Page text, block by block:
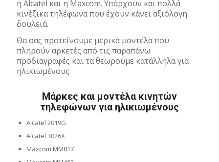
η Alcatel και η Maxcom. Υπάρχουν και πολλά
κινέζικα τηλέφωνα που έχουν κάνει αξιόλογη
δουλειά.
Θα σας προτείνουμε μερικά μοντέλα που
πληρούν αρκετές από τις παραπάνω
προδιαγραφές και τα θεωρούμε κατάλληλα για
ηλικιωμένους
Μάρκες και μοντέλα κινητών
τηλεφώνων για ηλικιωμένους
Alcatel 2019G
Alcatel 3026X
Maxcom MM817